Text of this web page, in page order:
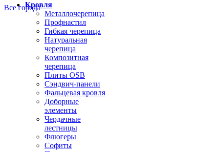
Все города
Кровля
Металлочерепица
Профнастил
Гибкая черепица
Натуральная
черепица
Композитная
черепица
Плиты OSB
Сэндвич-панели
Фальцевая кровля
Доборные
элементы
Чердачные
лестницы
Флюгеры
Софиты